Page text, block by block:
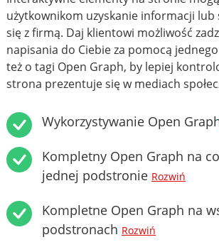
użytkownikom uzyskanie informacji
się z firmą. Daj klientowi możliwość
napisania do Ciebie za pomocą
też o tagi Open Graph, by lepiej
strona prezentuje się w mediach
Wykorzystywanie Open
Kompletny Open Graph na
jednej podstronie Rozwiń
Kompletne Open Graph na
podstronach Rozwiń